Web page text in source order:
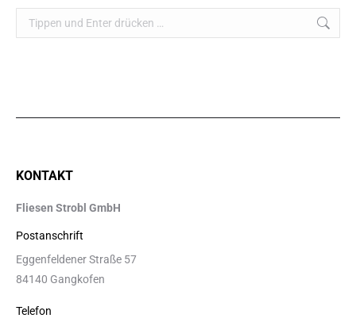
Search:
KONTAKT
Fliesen Strobl GmbH
Postanschrift
Eggenfeldener Straße 57
84140 Gangkofen
Telefon